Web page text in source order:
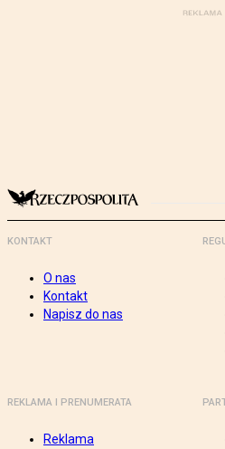
KONTAKT
O nas
Kontakt
Napisz do nas
REKLAMA I PRENUMERATA
Reklama